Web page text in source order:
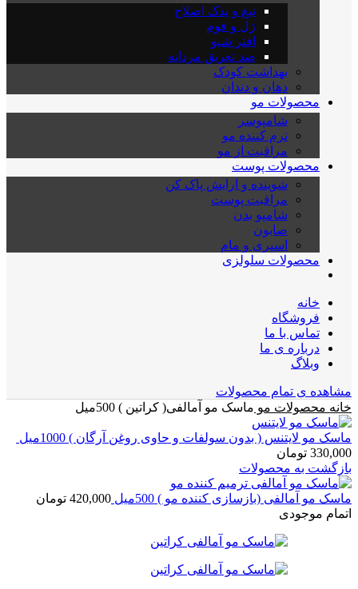
تیغ و یدک اصلاح
ژل و فوم
افتر شیو
ضد تعریق مردانه
بهداشت کودک
دهان و دندان
محصولات مو
شامپوسر
نرم کننده مو
مراقبت از مو
محصولات پوست
شوینده و ارایش پاک کن
مراقبت پوست
شامپو بدن
صابون
اسپری و مام
محصولات سلولزی
خانه
فروشگاه
تماس با ما
درباره ی ما
وبلاگ
مشاهده ی تمام محصولات
خانه محصولات مو ماسک مو آمالفی( کراتین ) 500میل
ماسک مو لایتنس ( بدون سولفات و حاوی روغن آرگان ) 1000میل
330,000 تومان
بازگشت به محصولات
ماسک مو آمالفی (بازسازی کننده مو ) 500میل 420,000 تومان
اتمام موجودی